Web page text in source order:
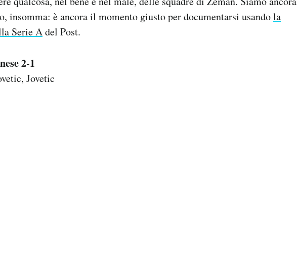
insomma: è ancora il momento giusto per documentarsi usandola
Serie Adel Post.
2-1
Jovetic